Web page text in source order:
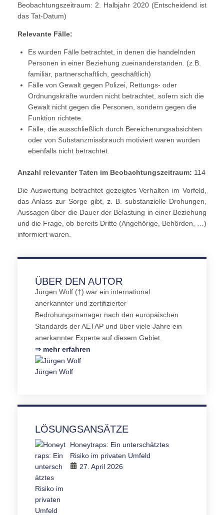
Beobachtungszeitraum: 2. Halbjahr 2020 (Entscheidend ist
das Tat-Datum)
Relevante Fälle:
Es wurden Fälle betrachtet, in denen die handelnden
Personen in einer Beziehung zueinanderstanden. (z.B.
familiär, partnerschaftlich, geschäftlich)
Fälle von Gewalt gegen Polizei, Rettungs- oder
Ordnungskräfte wurden nicht betrachtet, sofern sich die
Gewalt nicht gegen die Personen, sondern gegen die
Funktion richtete.
Fälle, die ausschließlich durch Bereicherungsabsichten
oder von Substanzmissbrauch motiviert waren wurden
ebenfalls nicht betrachtet.
Anzahl relevanter Taten im Beobachtungszeitraum: 114
Die Auswertung betrachtet gezeigtes Verhalten im Vorfeld,
das Anlass zur Sorge gibt, z. B. substanzielle Drohungen,
Aussagen über die Dauer der Belastung in einer Beziehung
und die Frage, ob bereits Dritte (Angehörige, Behörden, …)
informiert waren.
ÜBER DEN AUTOR
Jürgen Wolf (†) war ein international
anerkannter und zertifizierter
Bedrohungsmanager nach den europäischen
Standards der AETAP und über viele Jahre ein
anerkannter Experte auf diesem Gebiet.
⇒ mehr erfahren
Jürgen Wolf
LÖSUNGSANSÄTZE
Honeytraps: Ein unterschätztes
Risiko im privaten Umfeld
27. April 2026